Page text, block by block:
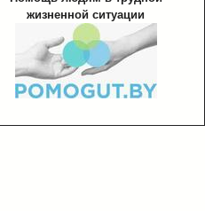
жизненной ситуации